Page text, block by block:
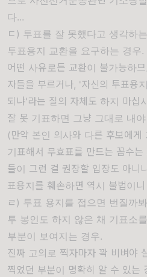
다...
ㄷ) 투표를 잘 못했다고 생각하
투표용지 교환을 요구하는 경우.
어떤 사유로든 교환이 불가능하
자들을 부르거나, '자신의 투표용
되냐'라는 질의 자체도 하지 마십
잘 못 기표하면 그냥 그대로 내
(만약 본인 의사와 다른 후보에
기표해서 무효표를 만드는 꼼수
들이 그런 걸 권장할 입장도 아니
표용지를 훼손하면 역시 불법이
ㄹ) 투표 용지를 접으면 번질까
투 봉인도 하지 않은 채 기표소
부분이 보여지는 경우.
진짜 고의로 찍자마자 꽉 비벼야
찍었던 부분이 명확히 알 수 있는